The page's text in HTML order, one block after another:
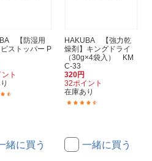
【防湿用
ストッパー P
ト
緒に買う
HAKUBA 【強力乾
燥剤】キングドライ
（30g×4袋入） KM
C-33
320円
32ポイント
在庫あり
一緒に買う